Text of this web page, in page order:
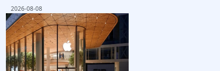
2026-08-08